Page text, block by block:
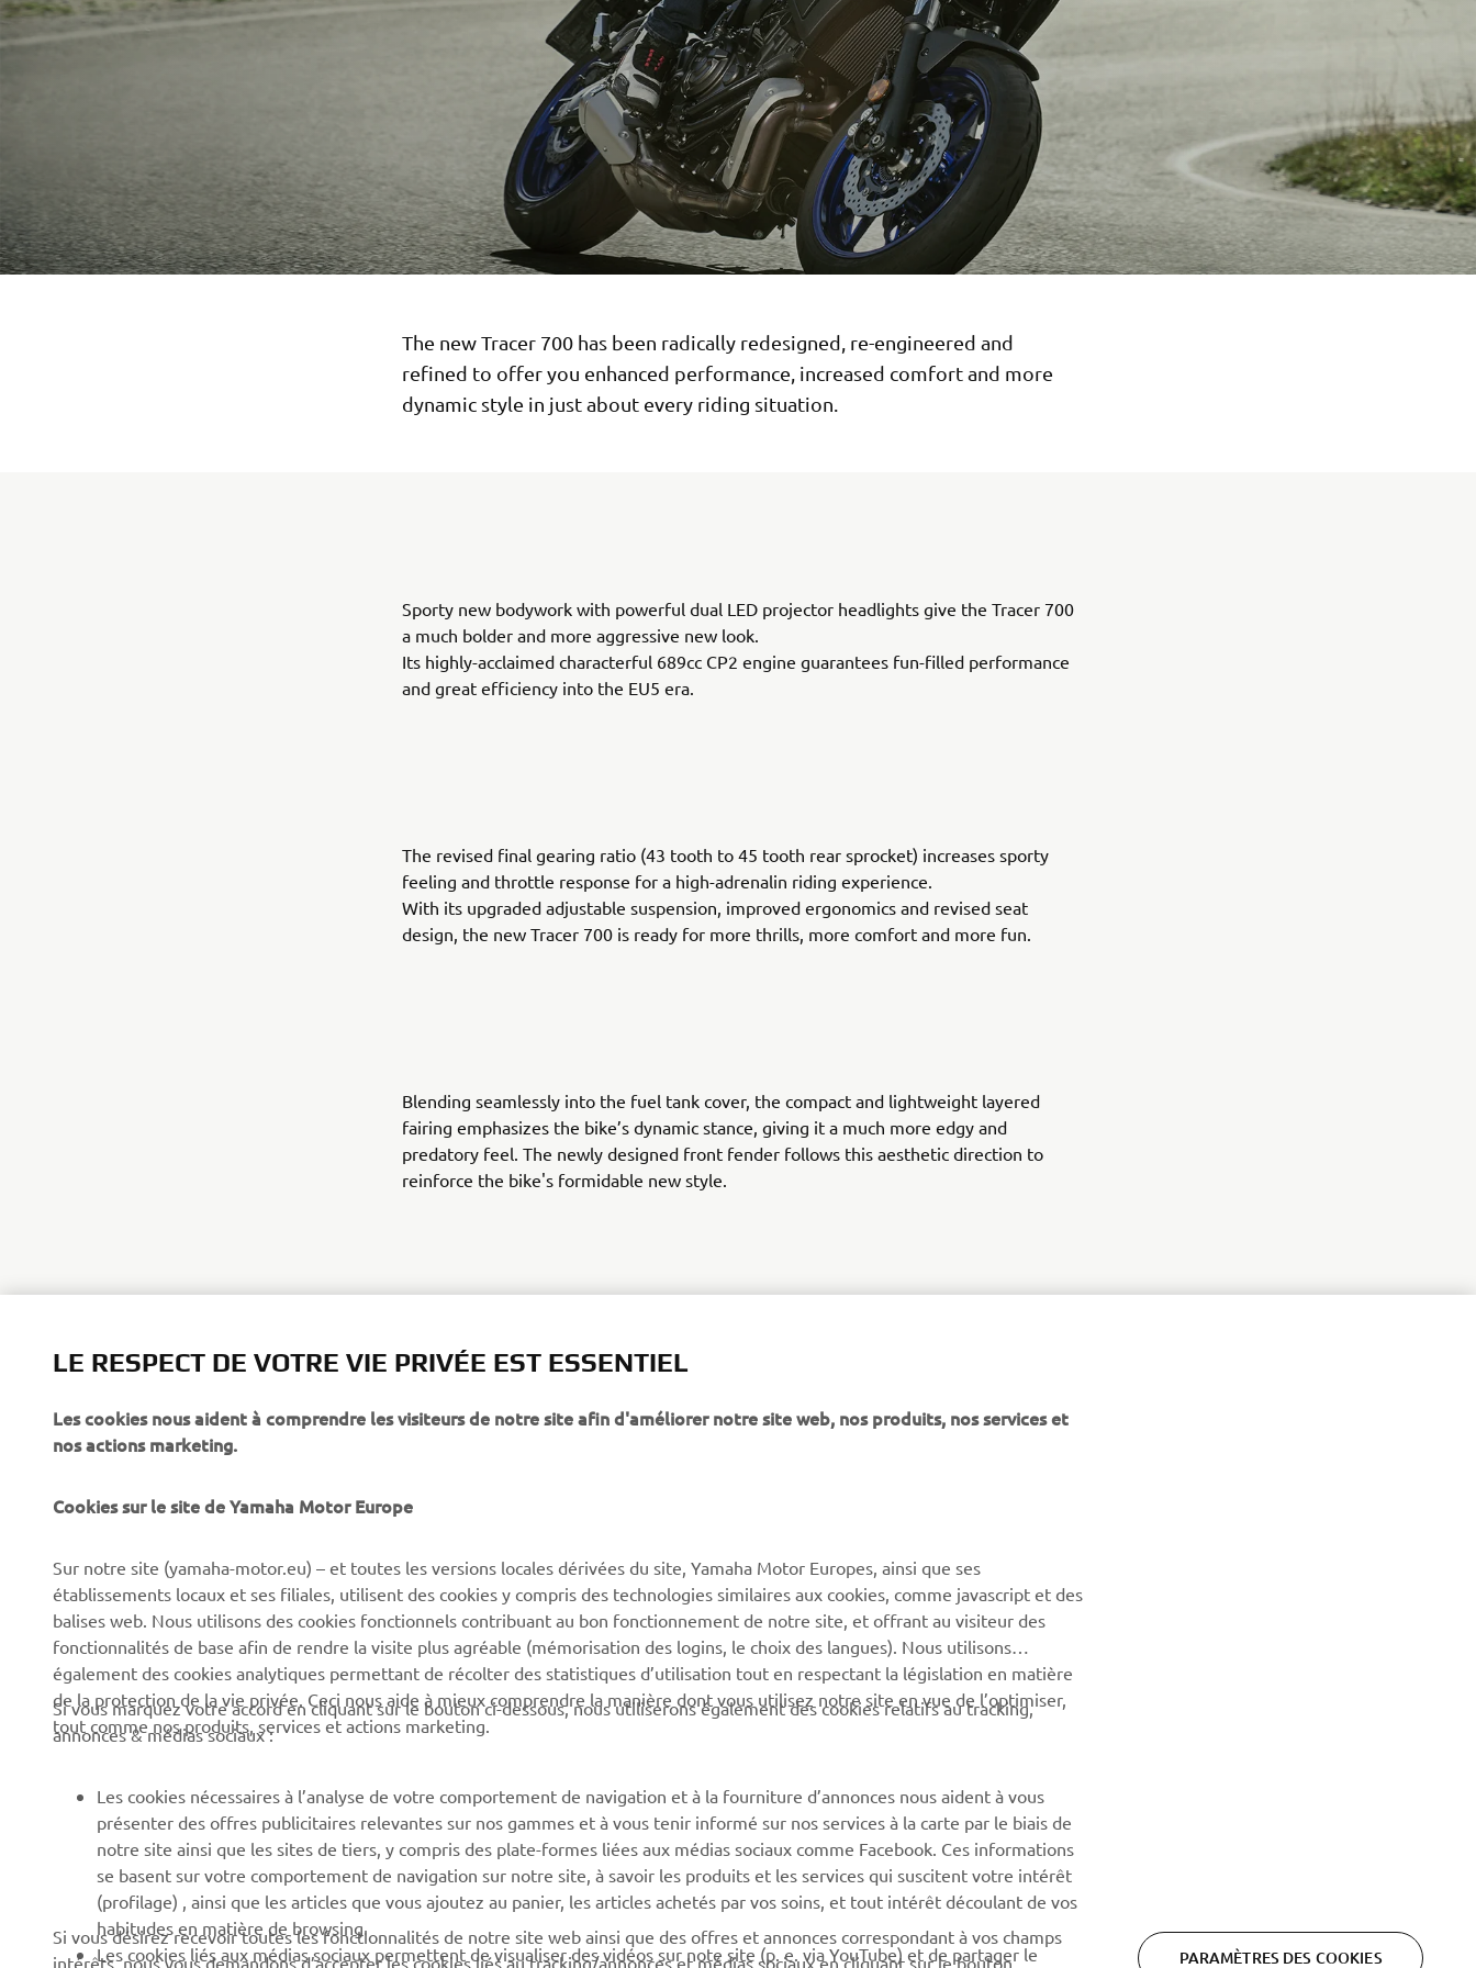
The new Tracer 700 has been radically redesigned, re-engineered and
refined to offer you enhanced performance, increased comfort and more
dynamic style in just about every riding situation.
Sporty new bodywork with powerful dual LED projector headlights give the Tracer 700
a much bolder and more aggressive new look.
Its highly-acclaimed characterful 689cc CP2 engine guarantees fun-filled performance
and great efficiency into the EU5 era.
The revised final gearing ratio (43 tooth to 45 tooth rear sprocket) increases sporty
feeling and throttle response for a high-adrenalin riding experience.
With its upgraded adjustable suspension, improved ergonomics and revised seat
design, the new Tracer 700 is ready for more thrills, more comfort and more fun.
Blending seamlessly into the fuel tank cover, the compact and lightweight layered
fairing emphasizes the bike’s dynamic stance, giving it a much more edgy and
predatory feel. The newly designed front fender follows this aesthetic direction to
reinforce the bike's formidable new style.
Finished in a choice of bold new colour schemes, this next generation Tracer 700
website for more information.
CORPORATE
Découvrez Yamaha
News
Press
Travailler à Yamaha
Devenir revendeur
Politique en matière de
droits humains
BUSINESS
Systèmes pour VAE
Autorités
Premiers secours
Écoles de conduite
Robotics
Partenariats
Informations techniques
PLUS YAMAHA
MyYamaha
Yamaha Music
Yamaha Motor Global
Applications mobiles
SUPPORT
Support de la boutique en
ligne
Demande d'entretien
Réseau Yamaha
Gestion des déchets de
NEWSLETTER
Découvrez en exclusivité les dernières offres, les événements
spéciaux, les nouveautés et bien plus encore
Lisez notre politique de confidentialité pour savoir comment
nous traitons vos données personnelles :
Confidentialité
LE RESPECT DE VOTRE VIE PRIVÉE EST ESSENTIEL
Les cookies nous aident à comprendre les visiteurs de notre site afin d'améliorer notre site web, nos produits, nos services et
nos actions marketing.
Cookies sur le site de Yamaha Motor Europe
Sur notre site (yamaha-motor.eu) – et toutes les versions locales dérivées du site, Yamaha Motor Europes, ainsi que ses
établissements locaux et ses filiales, utilisent des cookies y compris des technologies similaires aux cookies, comme javascript et des
balises web. Nous utilisons des cookies fonctionnels contribuant au bon fonctionnement de notre site, et offrant au visiteur des
fonctionnalités de base afin de rendre la visite plus agréable (mémorisation des logins, le choix des langues). Nous utilisons
également des cookies analytiques permettant de récolter des statistiques d’utilisation tout en respectant la législation en matière
de la protection de la vie privée. Ceci nous aide à mieux comprendre la manière dont vous utilisez notre site en vue de l’optimiser,
tout comme nos produits, services et actions marketing.
Si vous marquez votre accord en cliquant sur le bouton ci-dessous, nous utiliserons également des cookies relatifs au tracking,
annonces & médias sociaux :
Les cookies nécessaires à l’analyse de votre comportement de navigation et à la fourniture d’annonces nous aident à vous
présenter des offres publicitaires relevantes sur nos gammes et à vous tenir informé sur nos services à la carte par le biais de
notre site ainsi que les sites de tiers, y compris des plate-formes liées aux médias sociaux comme Facebook. Ces informations
se basent sur votre comportement de navigation sur notre site, à savoir les produits et les services qui suscitent votre intérêt
(profilage) , ainsi que les articles que vous ajoutez au panier, les articles achetés par vos soins, et tout intérêt découlant de vos
habitudes en matière de browsing.
Les cookies liés aux médias sociaux permettent de visualiser des vidéos sur note site (p. e. via YouTube) et de partager le
Si vous désirez recevoir toutes les fonctionnalités de notre site web ainsi que des offres et annonces correspondant à vos champs
intérêts, nous vous demandons d’accepter les cookies liés au tracking/annonces et médias sociaux en cliquant sur le bouton
PARAMÈTRES DES COOKIES